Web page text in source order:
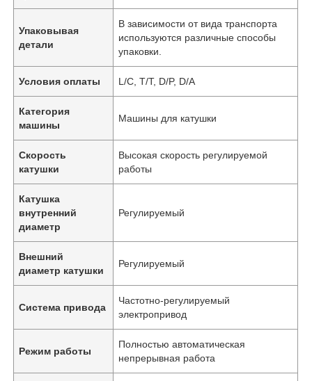
Упаковывая
детали
В зависимости от вида транспорта
используются различные способы
упаковки.
Условия оплаты L/C, T/T, D/P, D/A
Категория
машины
Машины для катушки
Скорость
катушки
Высокая скорость регулируемой
работы
Катушка
внутренний
диаметр
Регулируемый
Внешний
диаметр катушки
Регулируемый
Система привода
Частотно-регулируемый
электропривод
Режим работы
Полностью автоматическая
непрерывная работа